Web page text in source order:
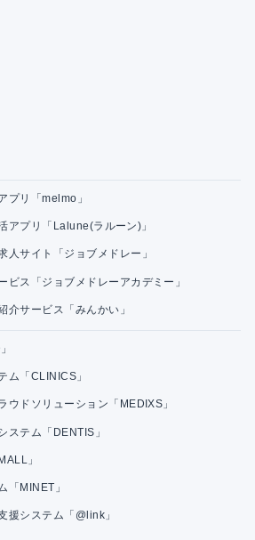
プリ「melmo」
アプリ「Lalune(ラルーン)」
人サイト「ジョブメドレー」
ビス「ジョブメドレーアカデミー」
介サービス「みんかい」
ム「CLINICS」
ウドソリューション「MEDIXS」
ステム「DENTIS」
」
「MINET」
援システム「@link」